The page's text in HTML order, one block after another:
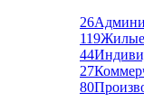
26
119Жилые
44
27
80